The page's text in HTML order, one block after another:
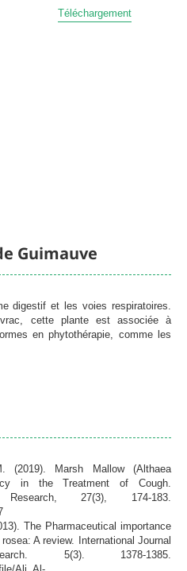
Téléchargement
Guimauve
digestif et les voies respiratoires.
vrac, cette plante est associée à
en phytothérapie, comme les
(2019). Marsh Mallow (Althaea
in the Treatment of Cough.
Research, 27(3), 174‑183.
The Pharmaceutical importance
A review. International Journal
5(3). 1378-1385.